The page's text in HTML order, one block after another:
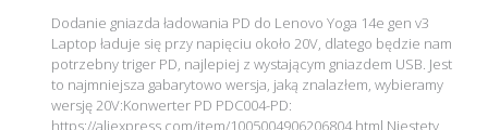
Dodanie gniazda ładowania PD do Lenovo Yoga 14e gen v3
Laptop ładuje się przy napięciu około 20V, dlatego będzie nam
potrzebny triger PD, najlepiej z wystającym gniazdem USB. Jest
to najmniejsza gabarytowo wersja, jaką znalazłem, wybieramy
wersję 20V:Konwerter PD PDC004-PD:
https://aliexpress.com/item/1005004906206804.html Niestety